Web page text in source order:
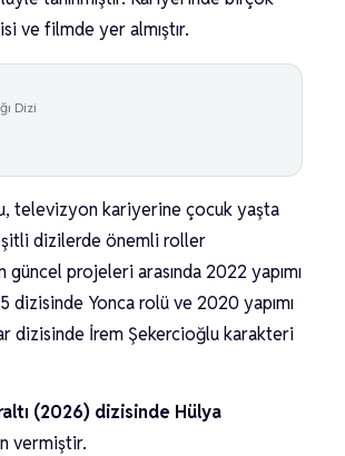
ve filmde yer almıştır.
Dizi
televizyon kariyerine çocuk yaşta
dizilerde önemli roller
güncel projeleri arasında 2022 yapımı
dizisinde Yonca rolü ve 2020 yapımı
dizisinde İrem Şekercioğlu karakteri
(2026) dizisinde Hülya
vermiştir.